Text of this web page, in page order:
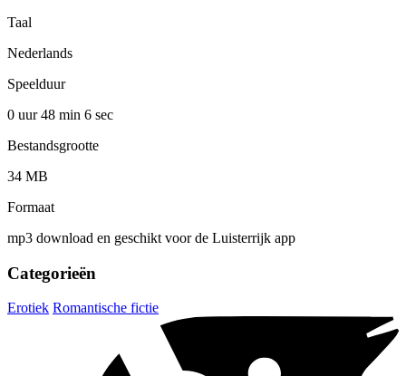
Taal
Nederlands
Speelduur
0 uur 48 min 6 sec
Bestandsgrootte
34 MB
Formaat
mp3 download en geschikt voor de Luisterrijk app
Categorieën
Erotiek Romantische fictie